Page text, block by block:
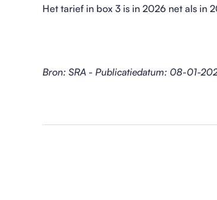
Het tarief in box 3 is in 2026 net als in
Bron: SRA - Publicatiedatum: 08-01-